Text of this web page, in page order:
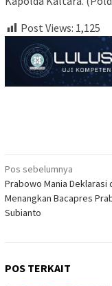
Post Views: 1,125
Navigasi
pos
Pos sebelumnya
Prabowo Mania Deklarasi
Menangkan Bacapres
Subianto
POS TERKAIT